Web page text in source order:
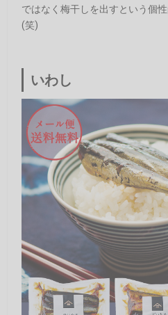
ではなく梅干しを出すという個
(笑)
いわし